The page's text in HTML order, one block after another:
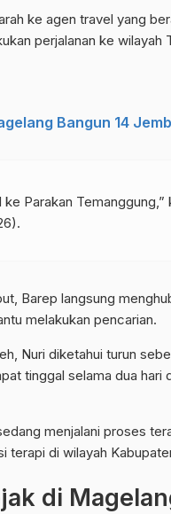
ke agen travel yang
perjalanan ke
Bangun 14
ke Parakan
Barep langsung
melakukan pencarian.
Nuri diketahui turun
tinggal selama dua
menjalani proses
terapi di wilayah
di